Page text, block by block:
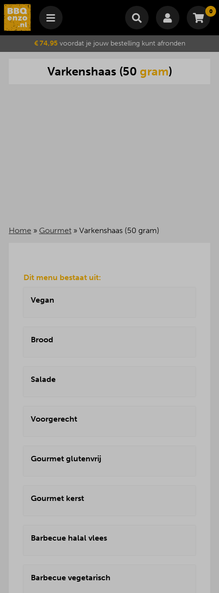
0
Winkelmand
Je winkelwagen is momenteel leeg.
Subtotaal €
Wijzig winkelmand Bestellen
€ 74,95voordat je jouw bestelling kunt afronden
Varkenshaas (50 gram)
Home » Gourmet» Varkenshaas (50 gram)
Dit menu bestaat uit:
Vegan
Brood
Salade
Voorgerecht
Gourmet glutenvrij
Gourmet kerst
Barbecue halal vlees
Barbecue vegetarisch